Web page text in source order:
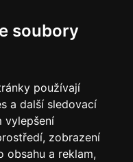
soubory
používají
a další sledovací
vylepšení
zobrazení
obsahu a reklam,
soubory
používají
a další sledovací
vylepšení
zobrazení
obsahu a reklam,
Systems
Ltd.